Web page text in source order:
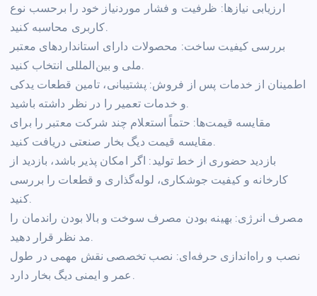
ارزیابی نیازها: ظرفیت و فشار موردنیاز خود را برحسب نوع
کاربری محاسبه کنید.
بررسی کیفیت ساخت: محصولات دارای استانداردهای معتبر
ملی و بین‌المللی انتخاب کنید.
اطمینان از خدمات پس از فروش: پشتیبانی، تامین قطعات یدکی
و خدمات تعمیر را در نظر داشته باشید.
مقایسه قیمت‌ها: حتماً استعلام چند شرکت معتبر را برای
مقایسه قیمت دیگ بخار صنعتی دریافت کنید.
بازدید حضوری از خط تولید: اگر امکان پذیر باشد، بازدید از
کارخانه و کیفیت جوشکاری، لوله‌گذاری و قطعات را بررسی
کنید.
مصرف انرژی: بهینه بودن مصرف سوخت و بالا بودن راندمان را
مد نظر قرار دهید.
نصب و راه‌اندازی حرفه‌ای: نصب تخصصی نقش مهمی در طول
عمر و ایمنی دیگ بخار دارد.